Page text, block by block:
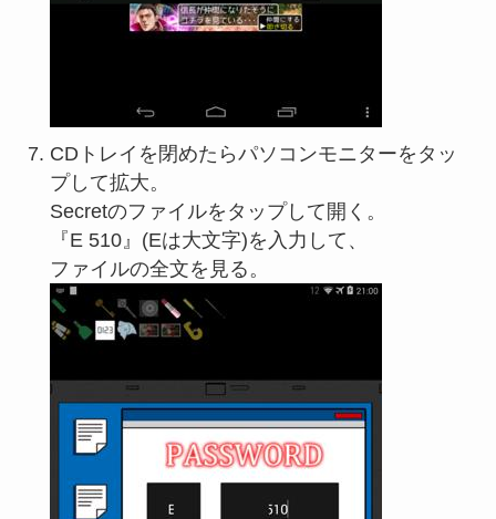
CDトレイを閉めたらパソコンモニターをタッ
プして拡大。
Secretのファイルをタップして開く。
『E 510』(Eは大文字)を入力して、
ファイルの全文を見る。